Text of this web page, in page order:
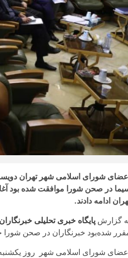
اعضای شورای اسلامی شهر تهران
در صحن شورا موافقت شده‌ بود
ادامه دادند.
گزارش پایگاه خبری تحلیلی
شده‌بود خبرنگاران در صحن
اعضای شورای اسلامی شهر روز یکشنبه،